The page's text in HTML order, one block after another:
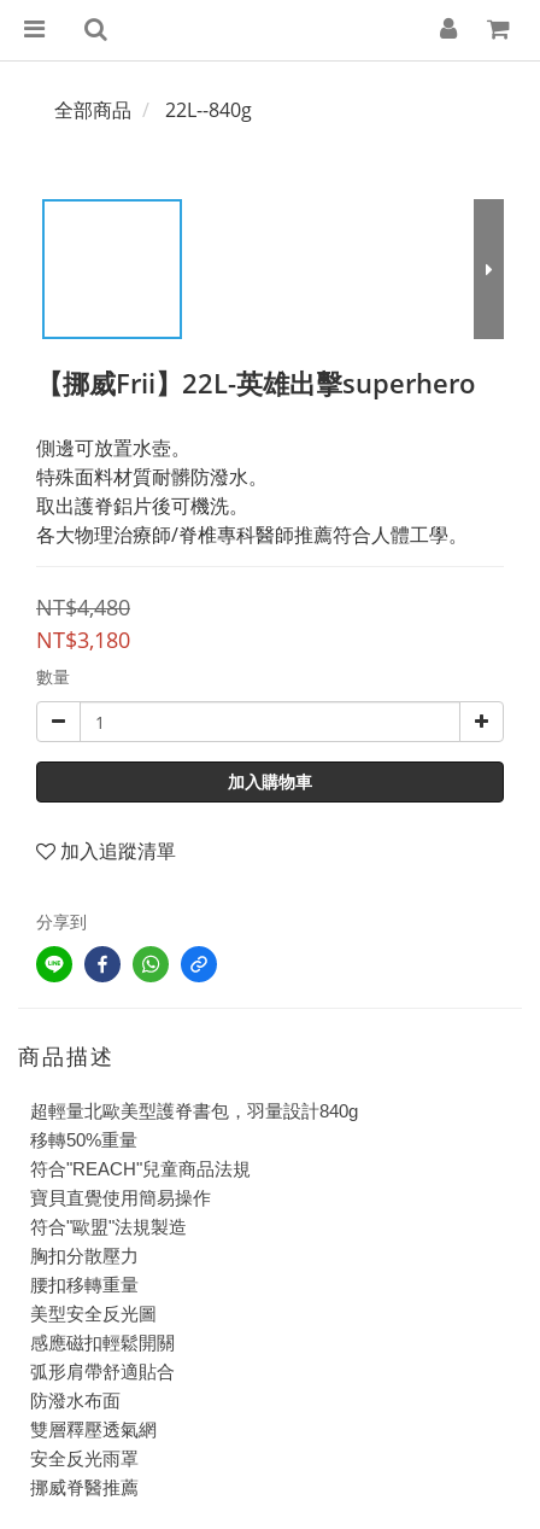
全部商品 22L--840g
【挪威Frii】22L-英雄出擊superhero
側邊可放置水壺。
特殊面料材質耐髒防潑水。
取出護脊鋁片後可機洗。
各大物理治療師/脊椎專科醫師推薦符合人體工學。
NT$4,480
NT$3,180
數量
加入購物車
加入追蹤清單
分享到
商品描述
超輕量北歐美型護脊書包，羽量設計840g
移轉50%重量
符合"REACH"兒童商品法規
寶貝直覺使用簡易操作
符合"歐盟"法規製造
胸扣分散壓力
腰扣移轉重量
美型安全反光圖
感應磁扣輕鬆開關
弧形肩帶舒適貼合
防潑水布面
雙層釋壓透氣網
安全反光雨罩
挪威脊醫推薦